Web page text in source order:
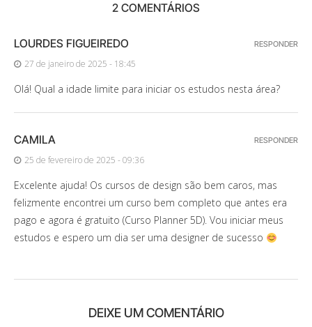
2 COMENTÁRIOS
LOURDES FIGUEIREDO
27 de janeiro de 2025 - 18:45
Olá! Qual a idade limite para iniciar os estudos nesta área?
RESPONDER
CAMILA
25 de fevereiro de 2025 - 09:36
Excelente ajuda! Os cursos de design são bem caros, mas
felizmente encontrei um curso bem completo que antes era
pago e agora é gratuito (Curso Planner 5D). Vou iniciar meus
estudos e espero um dia ser uma designer de sucesso
RESPONDER
DEIXE UM COMENTÁRIO